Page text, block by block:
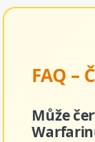
FAQ –
Může